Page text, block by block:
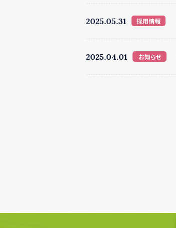
2025.05.31 採用情報
2025.04.01 お知らせ